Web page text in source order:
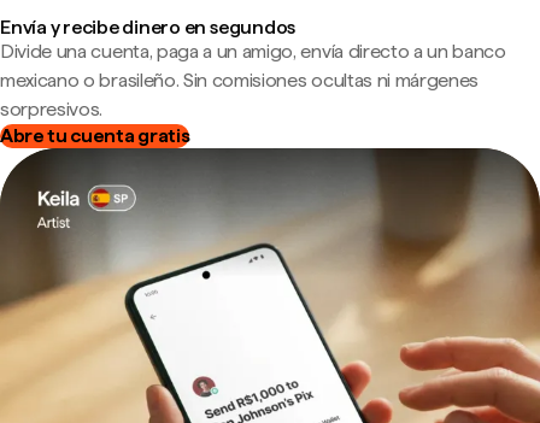
Envía y recibe dinero en segundos
Divide una cuenta, paga a un amigo, envía directo a un banco
mexicano o brasileño. Sin comisiones ocultas ni márgenes
sorpresivos.
Abre tu cuenta gratis